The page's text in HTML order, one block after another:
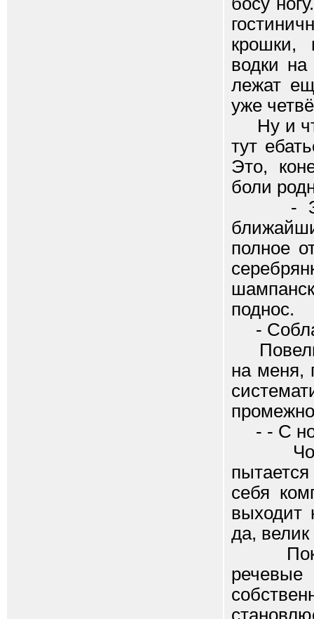
крошки,
водки
лежат
уже
Ну и
тут
Это,
боли
-
полное
поднос.
-
на меня,
- - С
себя
выходит
да, велик
Пока